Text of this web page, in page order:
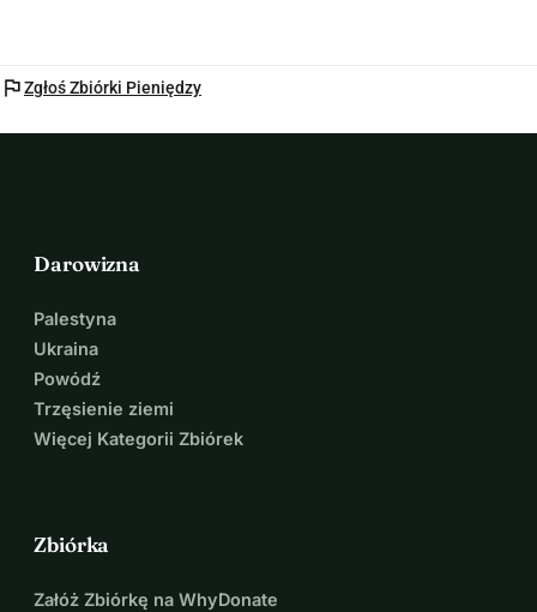
flagZgłoś Zbiórki Pieniędzy
Darowizna
Palestyna
Ukraina
Powódź
Trzęsienie ziemi
Więcej Kategorii Zbiórek
Zbiórka
Załóż Zbiórkę na WhyDonate